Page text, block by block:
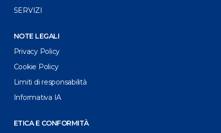
SERVIZI
NOTE LEGALI
Privacy Policy
Cookie Policy
Limiti di responsabilità
Informativa IA
ETICA E CONFORMITÀ